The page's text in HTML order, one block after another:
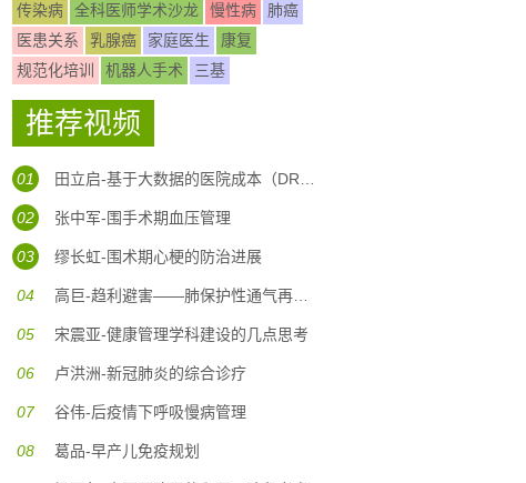
传染病
全科医师学术沙龙 慢性病
肺癌
医患关系
乳腺癌 家庭医生
康复
规范化培训
机器人手术 三基
推荐视频
01 田立启-基于大数据的医院成本（DRG DIP)核算体系构建
02 张中军-围手术期血压管理
03 缪长虹-围术期心梗的防治进展
04 高巨-趋利避害——肺保护性通气再认识
05 宋震亚-健康管理学科建设的几点思考
06 卢洪洲-新冠肺炎的综合诊疗
07 谷伟-后疫情下呼吸慢病管理
08 葛品-早产儿免疫规划